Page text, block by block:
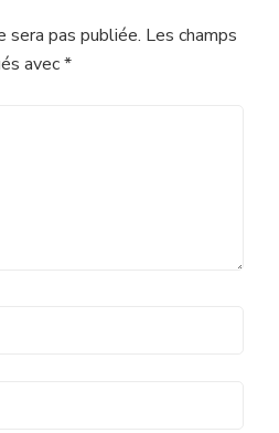
sera pas publiée. Les champs
avec*